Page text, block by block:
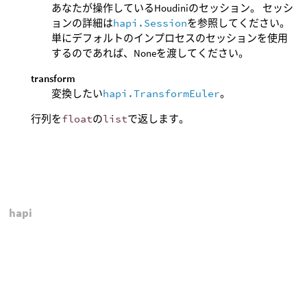
あなたが操作しているHoudiniのセッション。 セッシ
ョンの詳細はhapi.Sessionを参照してください。
単にデフォルトのインプロセスのセッションを使用
するのであれば、Noneを渡してください。
transform
変換したいhapi.TransformEuler。
行列をfloatのlistで返します。
hapi